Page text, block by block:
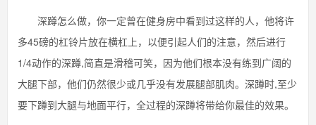
深蹲怎么做，你一定曾在健身房中看到过这样的人，他将许
多45磅的杠铃片放在横杠上，以便引起人们的注意，然后进行
1/4动作的深蹲,简直是滑稽可笑，因为他们根本没有练到广阔的
大腿下部，他们仍然很少或几乎没有发展腿部肌肉。深蹲时,至少
要下蹲到大腿与地面平行，全过程的深蹲将带给你最佳的效果。